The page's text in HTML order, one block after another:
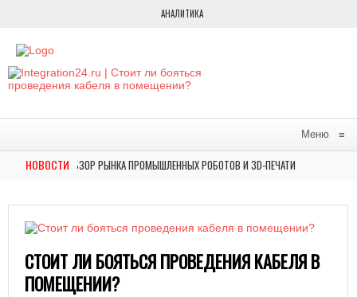
АНАЛИТИКА
Меню ≡
НОВОСТИ
ОБЗОР РЫНКА ПРОМЫШЛЕННЫХ РОБОТОВ И 3D-ПЕЧАТИ В РОССИИ
СТОИТ ЛИ БОЯТЬСЯ ПРОВЕДЕНИЯ КАБЕЛЯ В
ПОМЕЩЕНИИ?